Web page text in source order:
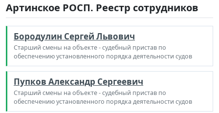
Артинское РОСП. Реестр сотрудников
Бородулин Сергей Львович
Старший смены на объекте - судебный пристав по
обеспечению установленного порядка деятельности судов
Пупков Александр Сергеевич
Старший смены на объекте - судебный пристав по
обеспечению установленного порядка деятельности судов